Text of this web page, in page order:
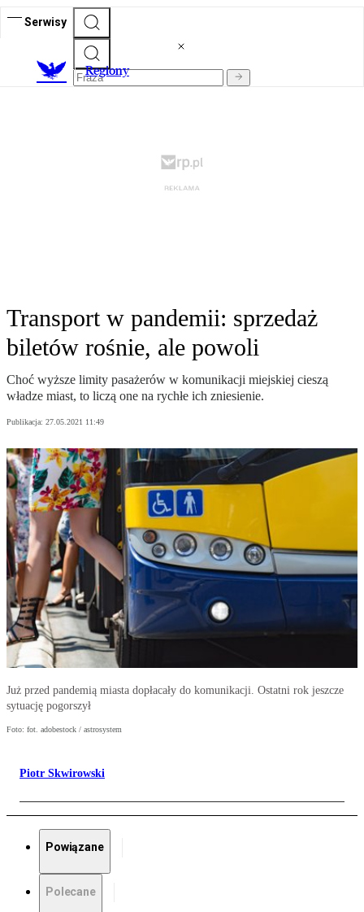
Serwisy
Regiony
Transport w pandemii: sprzedaż
biletów rośnie, ale powoli
Choć wyższe limity pasażerów w komunikacji miejskiej cieszą
władze miast, to liczą one na rychłe ich zniesienie.
Publikacja: 27.05.2021 11:49
Już przed pandemią miasta dopłacały do komunikacji. Ostatni rok jeszcze
sytuację pogorszył
Foto: fot. adobestock / astrosystem
Piotr Skwirowski
Powiązane
Polecane